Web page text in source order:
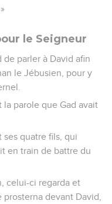
le Seigneur
de parler à David afin
le Jébusien, pour y
la parole que Gad avait
ses quatre fils, qui
en train de battre du
celui-ci regarda et
devant David,